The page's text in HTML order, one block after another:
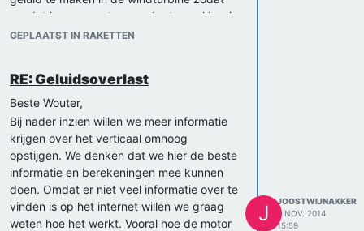
we dat kunnen meten zonder te veel herrie
van de windturbine te krijgen?
GEPLAATST IN RAKETTEN
RE: Geluidsoverlast
Beste Wouter,
Bij nader inzien willen we meer informatie
krijgen over het verticaal omhoog
opstijgen. We denken dat we hier de beste
informatie en berekeningen mee kunnen
doen. Omdat er niet veel informatie over te
vinden is op het internet willen we graag
weten hoe het werkt. Vooral hoe de motor
J
JOOSTWIJNAKKER
5 NOV. 2014
15:59